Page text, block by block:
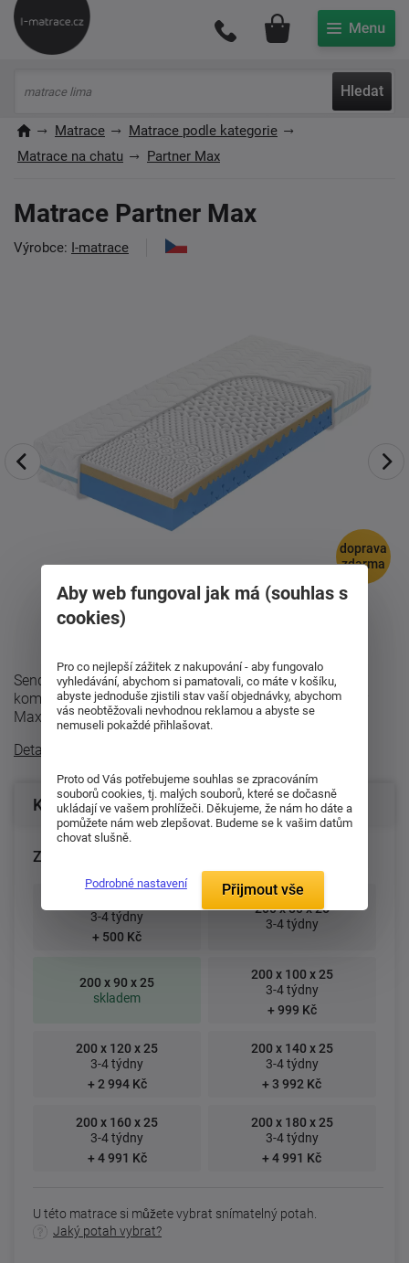
Hledat
Můj účet
Matrace
Matrace podle kategorie
Matrace na chatu
Partner Max
Matrace Partner Max
Výrobce: I-matrace
doprava
zdarma
Sendvičová matrace Partner Max - Pro spánek bez
kompromisůZažijte dokonalé pohodlí s matrací Partner
Max, která kombinuje pohodlí, vzdušnost ...
Detailní popis
Konfigurace produktu
Zvolte rozměr matrace (cm):
3-4 týdny
+ 500 Kč
200 x 80 x 25
3-4 týdny
200 x 90 x 25
skladem
200 x 100 x 25
3-4 týdny
+ 999 Kč
200 x 120 x 25
3-4 týdny
+ 2 994 Kč
200 x 140 x 25
3-4 týdny
+ 3 992 Kč
200 x 160 x 25
3-4 týdny
+ 4 991 Kč
200 x 180 x 25
3-4 týdny
+ 4 991 Kč
U této matrace si můžete vybrat snímatelný potah.
Jaký potah vybrat?
Aby web fungoval jak má (souhlas s
cookies)
Pro co nejlepší zážitek z nakupování - aby fungovalo
vyhledávání, abychom si pamatovali, co máte v košíku,
abyste jednoduše zjistili stav vaší objednávky, abychom
vás neobtěžovali nevhodnou reklamou a abyste se
nemuseli pokaždé přihlašovat.
Proto od Vás potřebujeme souhlas se zpracováním
souborů cookies, tj. malých souborů, které se dočasně
ukládají ve vašem prohlížeči. Děkujeme, že nám ho dáte a
pomůžete nám web zlepšovat. Budeme se k vašim datům
chovat slušně.
Podrobné nastavení Přijmout vše